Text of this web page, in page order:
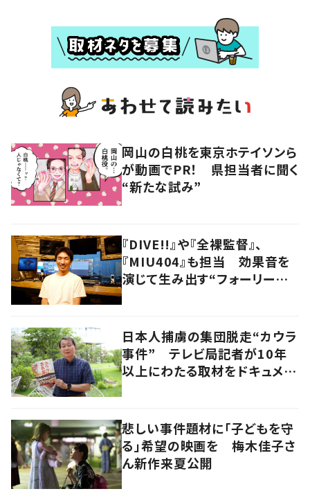
岡山の白桃を東京ホテイソンら
が動画でPR！ 県担当者に聞く
“新たな試み”
『DIVE!!』や『全裸監督』、
『MIU404』も担当 効果音を
演じて生み出す“フォーリーア
日本人捕虜の集団脱走“カウラ
事件” テレビ局記者が10年
以上にわたる取材をドキュメン
悲しい事件題材に「子どもを守
る」希望の映画を 梅木佳子さ
ん新作来夏公開